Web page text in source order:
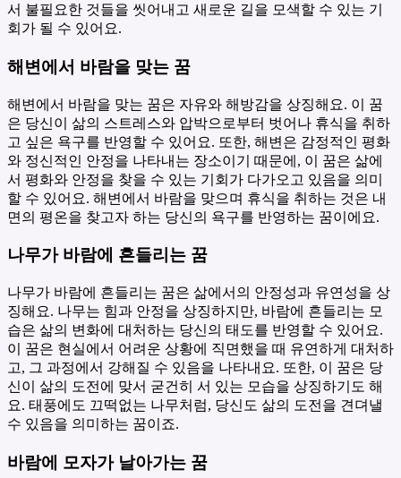
서 불필요한 것들을 씻어내고 새로운 길을 모색할 수 있는 기
회가 될 수 있어요.
해변에서 바람을 맞는 꿈
해변에서 바람을 맞는 꿈은 자유와 해방감을 상징해요. 이 꿈
은 당신이 삶의 스트레스와 압박으로부터 벗어나 휴식을 취하
고 싶은 욕구를 반영할 수 있어요. 또한, 해변은 감정적인 평화
와 정신적인 안정을 나타내는 장소이기 때문에, 이 꿈은 삶에
서 평화와 안정을 찾을 수 있는 기회가 다가오고 있음을 의미
할 수 있어요. 해변에서 바람을 맞으며 휴식을 취하는 것은 내
면의 평온을 찾고자 하는 당신의 욕구를 반영하는 꿈이에요.
나무가 바람에 흔들리는 꿈
나무가 바람에 흔들리는 꿈은 삶에서의 안정성과 유연성을 상
징해요. 나무는 힘과 안정을 상징하지만, 바람에 흔들리는 모
습은 삶의 변화에 대처하는 당신의 태도를 반영할 수 있어요.
이 꿈은 현실에서 어려운 상황에 직면했을 때 유연하게 대처하
고, 그 과정에서 강해질 수 있음을 나타내요. 또한, 이 꿈은 당
신이 삶의 도전에 맞서 굳건히 서 있는 모습을 상징하기도 해
요. 태풍에도 끄떡없는 나무처럼, 당신도 삶의 도전을 견뎌낼
수 있음을 의미하는 꿈이죠.
바람에 모자가 날아가는 꿈